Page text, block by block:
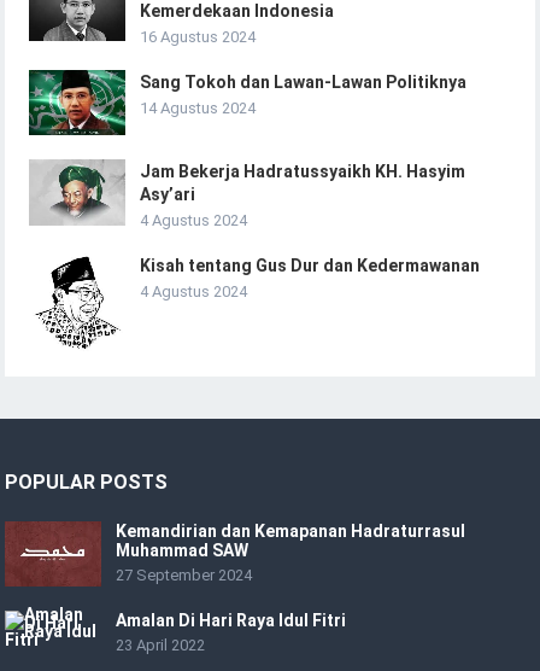
Kemerdekaan Indonesia
16 Agustus 2024
Sang Tokoh dan Lawan-Lawan Politiknya
14 Agustus 2024
Jam Bekerja Hadratussyaikh KH. Hasyim
Asy’ari
4 Agustus 2024
Kisah tentang Gus Dur dan Kedermawanan
4 Agustus 2024
POPULAR POSTS
Kemandirian dan Kemapanan Hadraturrasul
Muhammad SAW
27 September 2024
Amalan Di Hari Raya Idul Fitri
23 April 2022